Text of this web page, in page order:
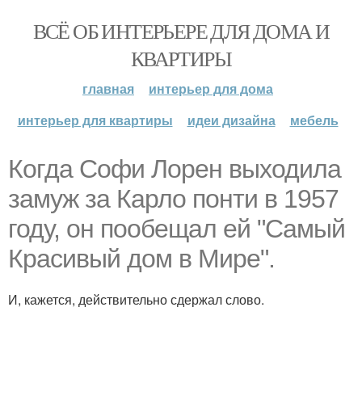
ВСЁ ОБ ИНТЕРЬЕРЕ ДЛЯ ДОМА И
КВАРТИРЫ
главная
интерьер для дома
интерьер для квартиры
идеи дизайна мебель
Когда Софи Лорен выходила
замуж за Карло понти в 1957
году, он пообещал ей "Самый
Красивый дом в Мире".
И, кажется, действительно сдержал слово.